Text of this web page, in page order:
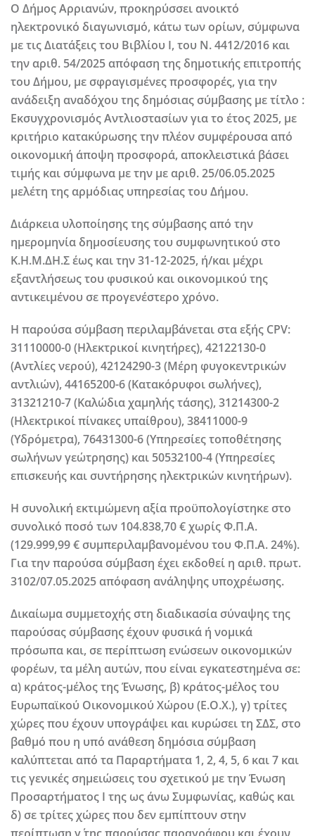
Ο Δήμος Αρριανών, προκηρύσσειανοικτό
ηλεκτρονικό διαγωνισμό, κάτω των ορίων, σύμφωνα
με τις Διατάξεις του Βιβλίου Ι, του Ν. 4412/2016 και
την αριθ. 54/2025 απόφαση της δημοτικής επιτροπής
του Δήμου, με σφραγισμένες προσφορές, για την
ανάδειξη αναδόχου της δημόσιας σύμβασης με τίτλο :
Εκσυγχρονισμός Αντλιοστασίωνγια το έτος 2025, με
κριτήριο κατακύρωσης την πλέον συμφέρουσα από
οικονομική άποψη προσφορά, αποκλειστικά βάσει
τιμής και σύμφωνα με την με αριθ. 25/06.05.2025
μελέτη της αρμόδιας υπηρεσίας του Δήμου.
Διάρκεια υλοποίησης της σύμβασης από την
ημερομηνία δημοσίευσης του συμφωνητικού στο
Κ.Η.Μ.ΔΗ.Σ έως και την 31-12-2025, ή/και μέχρι
εξαντλήσεως του φυσικού και οικονομικού της
αντικειμένου σε προγενέστερο χρόνο.
Η παρούσα σύμβαση περιλαμβάνεται στα εξής CPV:
31110000-0 (Ηλεκτρικοί κινητήρες), 42122130-0
(Αντλίες νερού), 42124290-3 (Μέρη φυγοκεντρικών
αντλιών), 44165200-6 (Κατακόρυφοι σωλήνες),
31321210-7 (Καλώδια χαμηλής τάσης), 31214300-2
(Ηλεκτρικοί πίνακες υπαίθρου), 38411000-9
(Υδρόμετρα), 76431300-6 (Υπηρεσίες τοποθέτησης
σωλήνων γεώτρησης) και 50532100-4 (Υπηρεσίες
επισκευής και συντήρησης ηλεκτρικών κινητήρων).
Η συνολική εκτιμώμενη αξία προϋπολογίστηκε στο
συνολικό ποσό των 104.838,70 € χωρίς Φ.Π.Α.
(129.999,99 € συμπεριλαμβανομένου του Φ.Π.Α. 24%).
Για την παρούσα σύμβαση έχει εκδοθεί η αριθ. πρωτ.
3102/07.05.2025 απόφαση ανάληψης υποχρέωσης.
Δικαίωμα συμμετοχής στη διαδικασία σύναψης της
παρούσας σύμβασης έχουν φυσικά ή νομικά
πρόσωπα και, σε περίπτωση ενώσεων οικονομικών
φορέων, τα μέλη αυτών, που είναι εγκατεστημένα σε:
α) κράτος-μέλος της Ένωσης, β) κράτος-μέλος του
Ευρωπαϊκού Οικονομικού Χώρου (Ε.Ο.Χ.), γ) τρίτες
χώρες που έχουν υπογράψει και κυρώσει τη ΣΔΣ, στο
βαθμό που η υπό ανάθεση δημόσια σύμβαση
καλύπτεται από τα Παραρτήματα 1, 2, 4, 5, 6 και 7 και
τις γενικές σημειώσεις του σχετικού με την Ένωση
Προσαρτήματος I της ως άνω Συμφωνίας, καθώς και
δ) σε τρίτες χώρες που δεν εμπίπτουν στην